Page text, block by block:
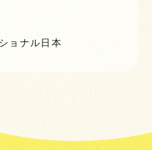
ョナル日本